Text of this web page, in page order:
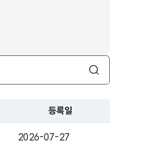
검색
등록일
2026-07-27